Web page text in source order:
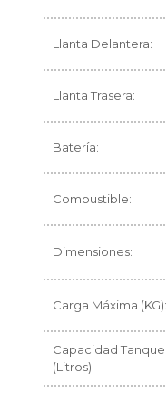
Llanta Delantera:
Llanta Trasera:
Batería:
Combustible:
Dimensiones:
Carga Máxima (KG):
Capacidad Tanque
(Litros):